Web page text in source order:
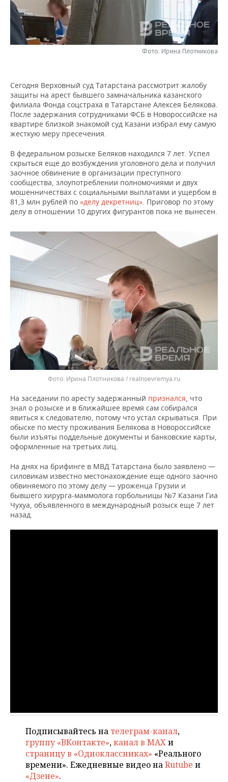
НЕФТЕХИМИЯ
НЕФТЬ
РОЗНИЧНАЯ ТОРГОВЛЯ
ТРАНСПОРТ
НОВОСТИ ТЕХНОЛОГИЙ
IT
ТЕЛЕКОММУНИКАЦИИ
МЕРОПРИЯТИЯ
НОВОСТИ МЕРОПРИЯТИЙ
БИЗНЕС-БРАНЧИ
ONLINE-КОНФЕРЕНЦИИ
ОТКРЫТАЯ ЛЕКЦИЯ
СПОРТ
ФУТБОЛ
ХОККЕЙ
БАСКЕТБОЛ
ВОЛЕЙБОЛ
КИБЕРСПОРТ
ФИГУРНОЕ КАТАНИЕ
ВОДНЫЕ ВИДЫ СПОРТА
ХОККЕЙ С МЯЧОМ
НОВОСТИ ОБЩЕСТВА
ВЛАСТЬ
ИНФРАСТРУКТУРА
ИСТОРИЯ
КУЛЬТУРА
МЕДИЦИНА
ОБРАЗОВАНИЕ
ПРОИСШЕСТВИЯ
ФОТОГАЛЕРЕЯ
СЮЖЕТЫ
СПРАВОЧНИК
СПИСОК ПЕРСОН
СПИСОК КОМПАНИЙ
ПОЛНАЯ ВЕРСИЯ
Фото: Ирина Плотникова
Сегодня Верховный суд Татарстана рассмотрит жалобу
защиты на арест бывшего замначальника казанского
филиала Фонда соцстраха в Татарстане Алексея Белякова.
После задержания сотрудниками ФСБ в Новороссийске на
квартире близкой знакомой суд Казани избрал ему самую
жесткую меру пресечения.
В федеральном розыске Беляков находился 7 лет. Успел
скрыться еще до возбуждения уголовного дела и получил
заочное обвинение в организации преступного
сообщества, злоупотреблении полномочиями и двух
мошенничествах с социальными выплатами и ущербом в
81,3 млн рублей по «делу декретниц». Приговор по этому
делу в отношении 10 других фигурантов пока не вынесен.
Ирина Плотникова / realnoevremya.ru
На заседании по аресту задержанный признался, что
знал о розыске и в ближайшее время сам собирался
явиться к следователю, потому что устал скрываться. При
обыске по месту проживания Белякова в Новороссийске
были изъяты поддельные документы и банковские карты,
оформленные на третьих лиц.
На днях на брифинге в МВД Татарстана было заявлено —
силовикам известно местонахождение еще одного заочно
обвиняемого по этому делу — уроженца Грузии и
бывшего хирурга-маммолога горбольницы №7 Казани Гиа
Чухуа, объявленного в международный розыск еще 7 лет
назад.
Подписывайтесь на телеграм-канал,
группу «ВКонтакте»,канал в MAXи
страницу в «Одноклассниках» «Реального
времени». Ежедневные видео наRutube и
«Дзене».